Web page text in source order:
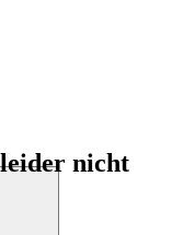
leider nicht